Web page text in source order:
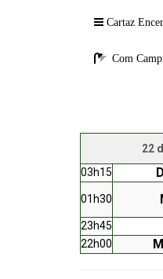
Cartaz
Com
22
03h15
01h30
23h45
22h00